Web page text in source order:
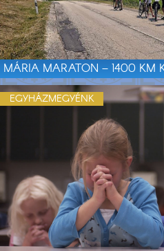
MÁRIA MARATON – 1400 KM
EGYHÁZMEGYÉNK